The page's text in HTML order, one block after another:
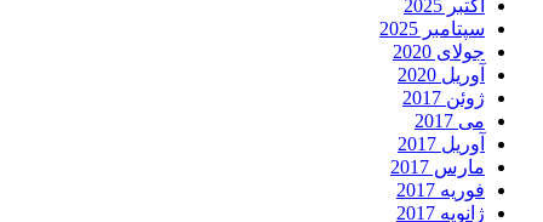
اکتبر 2025
سپتامبر 2025
جولای 2020
آوریل 2020
ژوئن 2017
می 2017
آوریل 2017
مارس 2017
فوریه 2017
ژانویه 2017